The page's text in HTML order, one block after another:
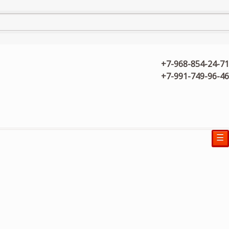
+7-968-854-24-71
+7-991-749-96-46
☰